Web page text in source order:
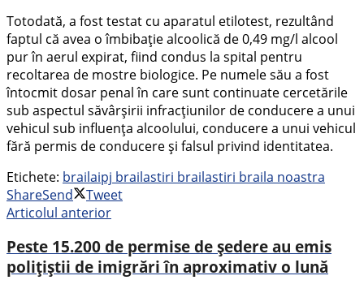
Totodată, a fost testat cu aparatul etilotest, rezultând
faptul că avea o îmbibație alcoolică de 0,49 mg/l alcool
pur în aerul expirat, fiind condus la spital pentru
recoltarea de mostre biologice. Pe numele său a fost
întocmit dosar penal în care sunt continuate cercetările
sub aspectul săvârșirii infracțiunilor de conducere a unui
vehicul sub influența alcoolului, conducere a unui vehicul
fără permis de conducere și falsul privind identitatea.
Etichete: brailaipj brailastiri brailastiri braila noastra
ShareSend
Tweet
Articolul anterior
Peste 15.200 de permise de ședere au emis
polițiștii de imigrări în aproximativ o lună